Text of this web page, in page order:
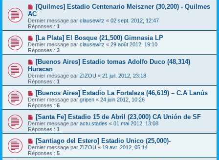
[Quilmes] Estadio Centenario Meiszner (30,200) - Quilmes
AC
Dernier message par clausewitz « 02 sept. 2012, 12:47
Réponses : 1
[La Plata] El Bosque (21,500) Gimnasia LP
Dernier message par clausewitz « 29 août 2012, 19:10
Réponses : 3
[Buenos Aires] Estadio tomas Adolfo Duco (48,314)
Huracan
Dernier message par ZIZOU « 21 juil. 2012, 23:18
Réponses : 1
[Buenos Aires] Estadio La Fortaleza (46,619) – C.A Lanús
Dernier message par gripen « 24 juin 2012, 10:26
Réponses : 6
[Santa Fe] Estadio 15 de Abril (23,000) CA Unión de SF
Dernier message par actu.stades « 01 mai 2012, 13:08
Réponses : 1
[Santiago del Estero] Estadio Unico (25,000)-
Dernier message par ZIZOU « 19 avr. 2012, 05:14
Réponses : 5